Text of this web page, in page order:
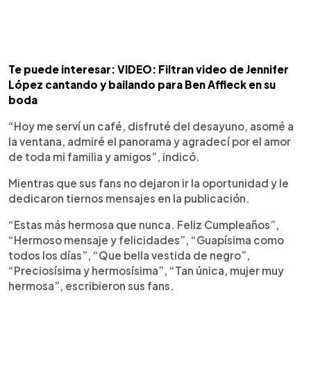
Te puede interesar: VIDEO: Filtran video de Jennifer
López cantando y bailando para Ben Affleck en su
boda
“Hoy me serví un café, disfruté del desayuno, asomé a
la ventana, admiré el panorama y agradecí por el amor
de toda mi familia y amigos”, indicó.
Mientras que sus fans no dejaron ir la oportunidad y le
dedicaron tiernos mensajes en la publicación.
“Estas más hermosa que nunca. Feliz Cumpleaños”,
“Hermoso mensaje y felicidades”, “Guapísima como
todos los días”, “Que bella vestida de negro”,
“Preciosísima y hermosísima”, “Tan única, mujer muy
hermosa”, escribieron sus fans.